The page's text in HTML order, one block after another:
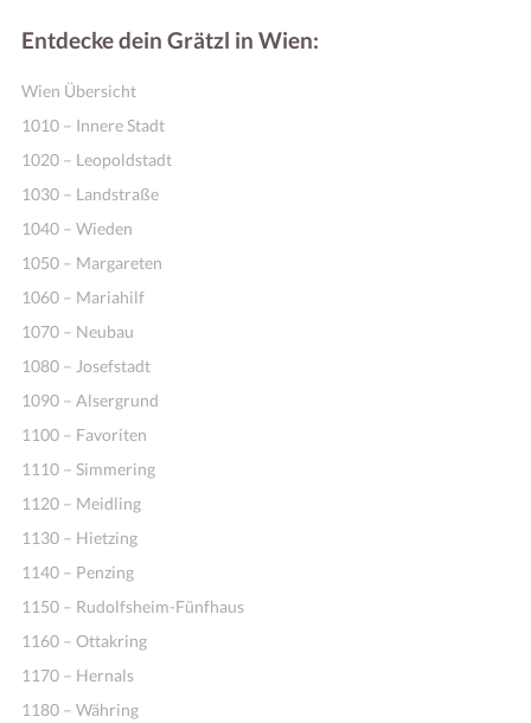
Entdecke dein Grätzl in Wien:
Wien Übersicht
1010 – Innere Stadt
1020 – Leopoldstadt
1030 – Landstraße
1040 – Wieden
1050 – Margareten
1060 – Mariahilf
1070 – Neubau
1080 – Josefstadt
1090 – Alsergrund
1100 – Favoriten
1110 – Simmering
1120 – Meidling
1130 – Hietzing
1140 – Penzing
1150 – Rudolfsheim-Fünfhaus
1160 – Ottakring
1170 – Hernals
1180 – Währing